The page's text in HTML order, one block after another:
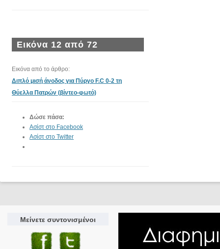
Εικόνα 12 από 72
Εικόνα από το άρθρο:
Διπλό μισή άνοδος για Πύργο F.C 0-2 τη
Θύελλα Πατρών (βίντεο-φωτό)
Δώσε πάσα:
Ασίστ στο Facebook
Ασίστ στο Twitter
Μείνετε συντονισμένοι